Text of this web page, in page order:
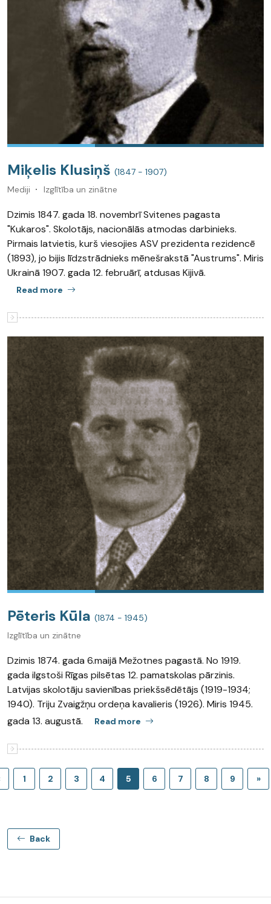
Miķelis Klusiņš (1847 - 1907)
Mediji
Izglītība un zinātne
Dzimis 1847. gada 18. novembrī Svitenes pagasta
"Kukaros". Skolotājs, nacionālās atmodas darbinieks.
Pirmais latvietis, kurš viesojies ASV prezidenta rezidencē
(1893), jo bijis līdzstrādnieks mēnešrakstā "Austrums". Miris
Ukrainā 1907. gada 12. februārī, atdusas Kijivā.
Read more
Pēteris Kūla (1874 - 1945)
Izglītība un zinātne
Dzimis 1874. gada 6.maijā Mežotnes pagastā. No 1919.
gada ilgstoši Rīgas pilsētas 12. pamatskolas pārzinis.
Latvijas skolotāju savienības priekšsēdētājs (1919-1934;
1940). Triju Zvaigžņu ordeņa kavalieris (1926). Miris 1945.
gada 13. augustā.
Read more
1 2 3 4 5 6 7 8 9 »
Back